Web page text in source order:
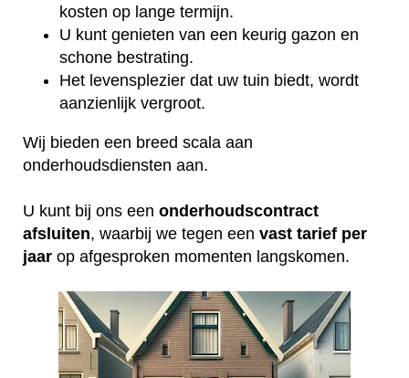
kosten op lange termijn.
U kunt genieten van een keurig gazon en
schone bestrating.
Het levensplezier dat uw tuin biedt, wordt
aanzienlijk vergroot.
Wij bieden een breed scala aan
onderhoudsdiensten aan.
U kunt bij ons een onderhoudscontract
afsluiten, waarbij we tegen een vast tarief per
jaar op afgesproken momenten langskomen.